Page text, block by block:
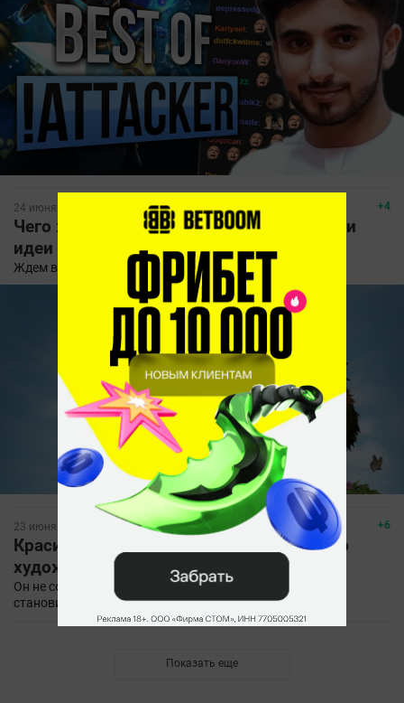
+4
24 июня 2020, 13:30
Чего ждать от нового патча в Dota 2? Три
идеи от нашего блогера
1
Ждем ваших мыслей.
+6
23 июня 2020, 00:32
Красивый комикс по доте от китайского
художника
Он не соответствует истории доты, но хуже от этого не
становится
Показать еще